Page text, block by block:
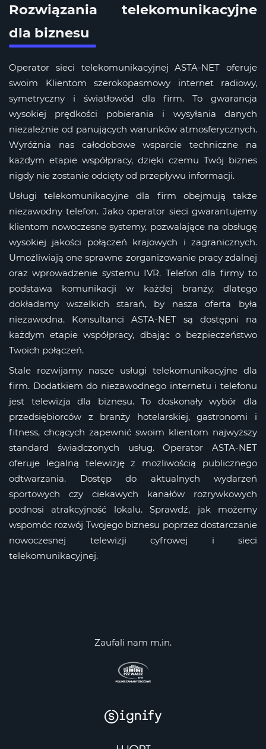
Rozwiązania telekomunikacyjne
dla biznesu
Operator sieci telekomunikacyjnej ASTA-NET oferuje
swoim Klientom szerokopasmowy internet radiowy,
symetryczny i światłowód dla firm. To gwarancja
wysokiej prędkości pobierania i wysyłania danych
niezależnie od panujących warunków atmosferycznych.
Wyróżnia nas całodobowe wsparcie techniczne na
każdym etapie współpracy, dzięki czemu Twój biznes
nigdy nie zostanie odcięty od przepływu informacji.
Usługi telekomunikacyjne dla firm obejmują także
niezawodny telefon. Jako operator sieci gwarantujemy
klientom nowoczesne systemy, pozwalające na obsługę
wysokiej jakości połączeń krajowych i zagranicznych.
Umożliwiają one sprawne zorganizowanie pracy zdalnej
oraz wprowadzenie systemu IVR. Telefon dla firmy to
podstawa komunikacji w każdej branży, dlatego
dokładamy wszelkich starań, by nasza oferta była
niezawodna. Konsultanci ASTA-NET są dostępni na
każdym etapie współpracy, dbając o bezpieczeństwo
Twoich połączeń.
Stale rozwijamy nasze usługi telekomunikacyjne dla
firm. Dodatkiem do niezawodnego internetu i telefonu
jest telewizja dla biznesu. To doskonały wybór dla
przedsiębiorców z branży hotelarskiej, gastronomi i
fitness, chcących zapewnić swoim klientom najwyższy
standard świadczonych usług. Operator ASTA-NET
oferuje legalną telewizję z możliwością publicznego
odtwarzania. Dostęp do aktualnych wydarzeń
sportowych czy ciekawych kanałów rozrywkowych
podnosi atrakcyjność lokalu. Sprawdź, jak możemy
wspomóc rozwój Twojego biznesu poprzez dostarczanie
nowoczesnej telewizji cyfrowej i sieci
telekomunikacyjnej.
Zaufali nam m.in.